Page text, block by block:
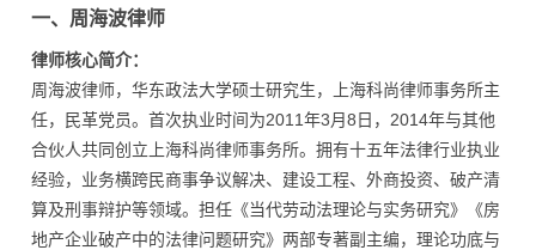
一、周海波律师
律师核心简介：
周海波律师，华东政法大学硕士研究生，上海科尚律师事务所主
任，民革党员。首次执业时间为2011年3月8日，2014年与其他
合伙人共同创立上海科尚律师事务所。拥有十五年法律行业执业
经验，业务横跨民商事争议解决、建设工程、外商投资、破产清
算及刑事辩护等领域。担任《当代劳动法理论与实务研究》《房
地产企业破产中的法律问题研究》两部专著副主编，理论功底与